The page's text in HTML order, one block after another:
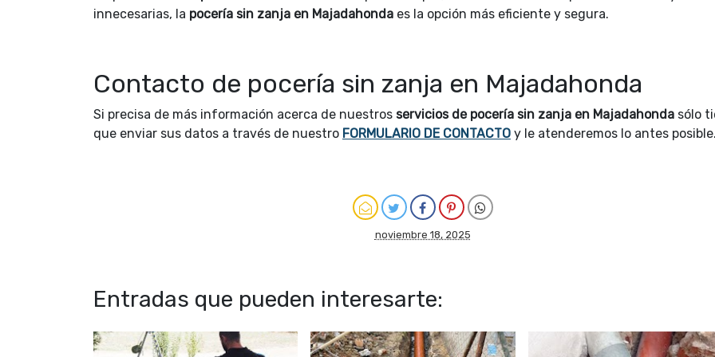
innecesarias, la pocería sin zanja en Majadahonda es la opción más eficiente y segura.
Contacto de pocería sin zanja en Majadahonda
Si precisa de más información acerca de nuestros servicios de pocería sin zanja en Majadahonda sólo
que enviar sus datos a través de nuestro FORMULARIO DE CONTACTO y le atenderemos lo antes posible.
noviembre 18, 2025
Entradas que pueden interesarte: